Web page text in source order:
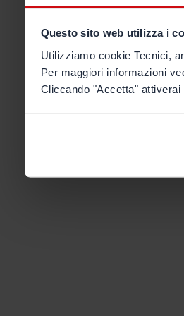
Questo sito web utilizza i
Utilizziamo cookie Tecnici,
Per maggiori informazioni
Cliccando "Accetta"